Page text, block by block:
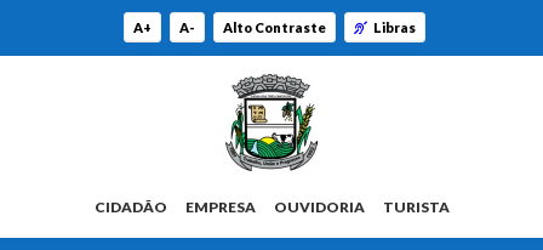
A+ A- Alto Contraste Libras
CIDADÃO EMPRESA OUVIDORIA TURISTA